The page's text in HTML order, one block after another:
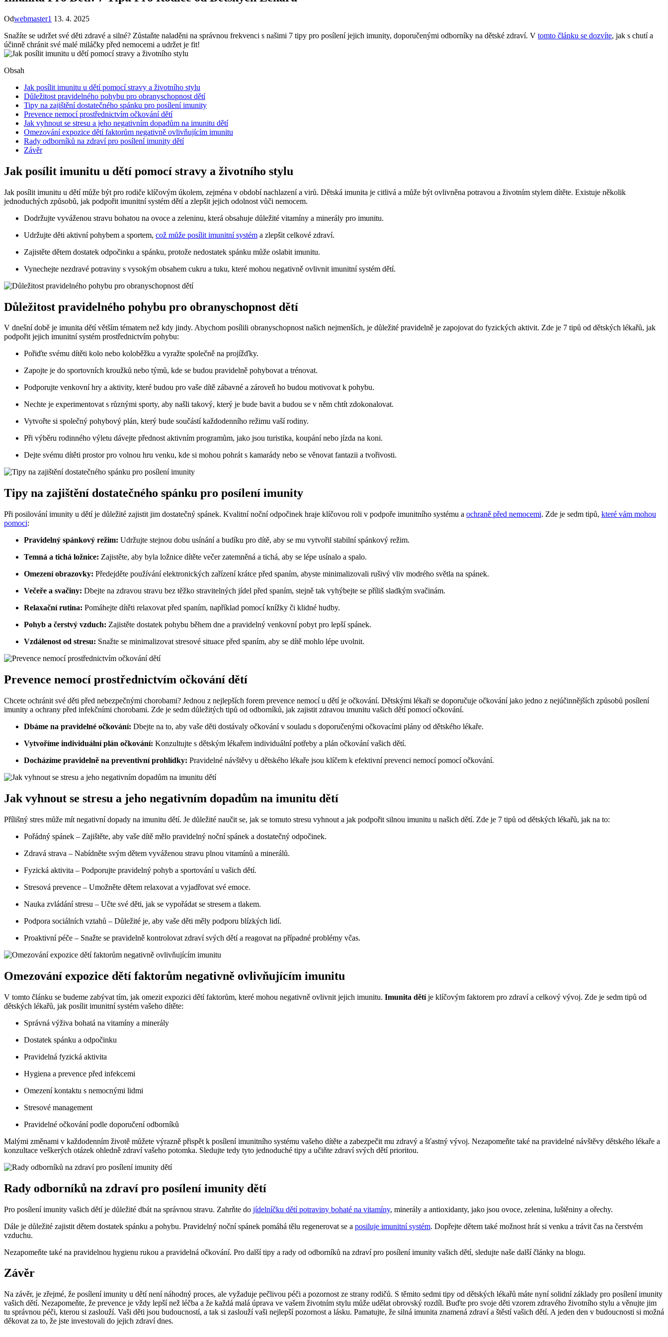
Odwebmaster1 13. 4. 2025
Snažíte se udržet své děti zdravé a silné? Zůstaňte naladěni na správnou frekvenci s našimi 7 tipy pro posílení jejich imunity, doporučenými odborníky na dětské zdraví. V tomto článku se dozvíte, jak s chutí a
účinně chránit své malé miláčky před nemocemi a udržet je fit!
Obsah
Jak posílit imunitu u dětí pomocí stravy a životního stylu
Důležitost pravidelného pohybu pro obranyschopnost dětí
Tipy na zajištění dostatečného spánku pro posílení imunity
Prevence nemocí prostřednictvím očkování dětí
Jak vyhnout se stresu a jeho negativním dopadům na imunitu dětí
Omezování expozice dětí faktorům negativně ovlivňujícím imunitu
Rady odborníků na zdraví pro posílení imunity dětí
Závěr
Jak posílit imunitu u dětí pomocí stravy a životního stylu
Jak posílit imunitu u dětí může být pro rodiče klíčovým úkolem, zejména v období nachlazení a virů. Dětská imunita je citlivá a může být ovlivněna potravou a životním stylem dítěte. Existuje několik
jednoduchých způsobů, jak podpořit imunitní systém dětí a zlepšit jejich odolnost vůči nemocem.
Dodržujte vyváženou stravu bohatou na ovoce a zeleninu, která obsahuje důležité vitamíny a minerály pro imunitu.
Udržujte děti aktivní pohybem a sportem, což může posílit imunitní systém a zlepšit celkové zdraví.
Zajistěte dětem dostatek odpočinku a spánku, protože nedostatek spánku může oslabit imunitu.
Vynechejte nezdravé potraviny s vysokým obsahem cukru a tuku, které mohou negativně ovlivnit imunitní systém dětí.
Důležitost pravidelného pohybu pro obranyschopnost dětí
V dnešní době je imunita dětí větším tématem než kdy jindy. Abychom posílili obranyschopnost našich nejmenších, je důležité pravidelně je zapojovat do fyzických aktivit. Zde je 7 tipů od dětských lékařů, jak
podpořit jejich imunitní systém prostřednictvím pohybu:
Pořiďte svému dítěti kolo nebo koloběžku a vyražte společně na projížďky.
Zapojte je do sportovních kroužků nebo týmů, kde se budou pravidelně pohybovat a trénovat.
Podporujte venkovní hry a aktivity, které budou pro vaše dítě zábavné a zároveň ho budou motivovat k pohybu.
Nechte je experimentovat s různými sporty, aby našli takový, který je bude bavit a budou se v něm chtít zdokonalovat.
Vytvořte si společný pohybový plán, který bude součástí každodenního režimu vaší rodiny.
Při výběru rodinného výletu dávejte přednost aktivním programům, jako jsou turistika, koupání nebo jízda na koni.
Dejte svému dítěti prostor pro volnou hru venku, kde si mohou pohrát s kamarády nebo se věnovat fantazii a tvořivosti.
Tipy na zajištění dostatečného spánku pro posílení imunity
Při posilování imunity u dětí je důležité zajistit jim dostatečný spánek. Kvalitní noční odpočinek hraje klíčovou roli v podpoře imunitního systému a ochraně před nemocemi. Zde je sedm tipů, které vám mohou
pomoci:
Pravidelný spánkový režim: Udržujte stejnou dobu usínání a budíku pro dítě, aby se mu vytvořil stabilní spánkový režim.
Temná a tichá ložnice: Zajistěte, aby byla ložnice dítěte večer zatemněná a tichá, aby se lépe usínalo a spalo.
Omezení obrazovky: Předejděte používání elektronických zařízení krátce před spaním, abyste minimalizovali rušivý vliv modrého světla na spánek.
Večeře a svačiny: Dbejte na zdravou stravu bez těžko stravitelných jídel před spaním, stejně tak vyhýbejte se příliš sladkým svačinám.
Relaxační rutina: Pomáhejte dítěti relaxovat před spaním, například pomocí knížky či klidné hudby.
Pohyb a čerstvý vzduch: Zajistěte dostatek pohybu během dne a pravidelný venkovní pobyt pro lepší spánek.
Vzdálenost od stresu: Snažte se minimalizovat stresové situace před spaním, aby se dítě mohlo lépe uvolnit.
Prevence nemocí prostřednictvím očkování dětí
Chcete ochránit své děti před nebezpečnými chorobami? Jednou z nejlepších forem prevence nemocí u dětí je očkování. Dětskými lékaři se doporučuje očkování jako jedno z nejúčinnějších způsobů posílení
imunity a ochrany před infekčními chorobami. Zde je sedm důležitých tipů od odborníků, jak zajistit zdravou imunitu vašich dětí pomocí očkování.
Dbáme na pravidelné očkování: Dbejte na to, aby vaše děti dostávaly očkování v souladu s doporučenými očkovacími plány od dětského lékaře.
Vytvoříme individuální plán očkování: Konzultujte s dětským lékařem individuální potřeby a plán očkování vašich dětí.
Docházíme pravidelně na preventivní prohlídky: Pravidelné návštěvy u dětského lékaře jsou klíčem k efektivní prevenci nemocí pomocí očkování.
Jak vyhnout se stresu a jeho negativním dopadům na imunitu dětí
Přílišný stres může mít negativní dopady na imunitu dětí. Je důležité naučit se, jak se tomuto stresu vyhnout a jak podpořit silnou imunitu u našich dětí. Zde je 7 tipů od dětských lékařů, jak na to:
Pořádný spánek – Zajištěte, aby vaše dítě mělo pravidelný noční spánek a dostatečný odpočinek.
Zdravá strava – Nabídněte svým dětem vyváženou stravu plnou vitamínů a minerálů.
Fyzická aktivita – Podporujte pravidelný pohyb a sportování u vašich dětí.
Stresová prevence – Umožněte dětem relaxovat a vyjadřovat své emoce.
Nauka zvládání stresu – Učte své děti, jak se vypořádat se stresem a tlakem.
Podpora sociálních vztahů – Důležité je, aby vaše děti měly podporu blízkých lidí.
Proaktivní péče – Snažte se pravidelně kontrolovat zdraví svých dětí a reagovat na případné problémy včas.
Omezování expozice dětí faktorům negativně ovlivňujícím imunitu
V tomto článku se budeme zabývat tím, jak omezit expozici dětí faktorům, které mohou negativně ovlivnit jejich imunitu. Imunita dětíje klíčovým faktorem pro zdraví a celkový vývoj. Zde je sedm tipů od
dětských lékařů, jak posílit imunitní systém vašeho dítěte:
Správná výživa bohatá na vitamíny a minerály
Dostatek spánku a odpočinku
Pravidelná fyzická aktivita
Hygiena a prevence před infekcemi
Omezení kontaktu s nemocnými lidmi
Stresové management
Pravidelné očkování podle doporučení odborníků
Malými změnami v každodenním životě můžete výrazně přispět k posílení imunitního systému vašeho dítěte a zabezpečit mu zdravý a šťastný vývoj. Nezapomeňte také na pravidelné návštěvy dětského lékaře a
konzultace veškerých otázek ohledně zdraví vašeho potomka. Sledujte tedy tyto jednoduché tipy a učiňte zdraví svých dětí prioritou.
Rady odborníků na zdraví pro posílení imunity dětí
Pro posílení imunity vašich dětí je důležité dbát na správnou stravu. Zahrňte do jídelníčku dětí potraviny bohaté na vitamíny, minerály a antioxidanty, jako jsou ovoce, zelenina, luštěniny a ořechy.
Dále je důležité zajistit dětem dostatek spánku a pohybu. Pravidelný noční spánek pomáhá tělu regenerovat se a posiluje imunitní systém. Dopřejte dětem také možnost hrát si venku a trávit čas na čerstvém
vzduchu.
Nezapomeňte také na pravidelnou hygienu rukou a pravidelná očkování. Pro další tipy a rady od odborníků na zdraví pro posílení imunity vašich dětí, sledujte naše další články na blogu.
Závěr
Na závěr, je zřejmé, že posílení imunity u dětí není náhodný proces, ale vyžaduje pečlivou péči a pozornost ze strany rodičů. S těmito sedmi tipy od dětských lékařů máte nyní solidní základy pro posílení imunity
vašich dětí. Nezapomeňte, že prevence je vždy lepší než léčba a že každá malá úprava ve vašem životním stylu může udělat obrovský rozdíl. Buďte pro svoje děti vzorem zdravého životního stylu a věnujte jim
tu správnou péči, kterou si zaslouží. Vaši děti jsou budoucností, a tak si zaslouží vaši nejlepší pozornost a lásku. Pamatujte, že silná imunita znamená zdraví a štěstí vašich dětí. A jeden den v budoucnosti si možná
děkovat za to, že jste investovali do jejich zdraví dnes.